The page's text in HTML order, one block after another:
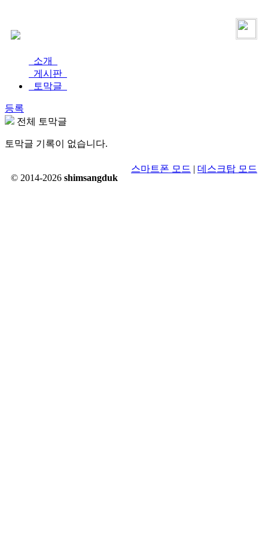
소개
게시판
토막글
등록
전체 토막글
토막글 기록이 없습니다.
© 2014-2026 shimsangduk
스마트폰 모드 | 데스크탑 모드